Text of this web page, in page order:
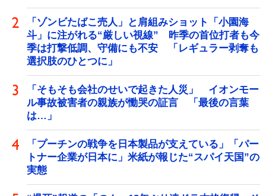
「ゾンビたばこ売人」と肩組みショット「小園海
斗」に注がれる“厳しい視線” 昨季の首位打者も今
季は打撃低調、守備にも不安 「レギュラー剥奪も
選択肢のひとつに」
「そもそも会社のせいで起きた人災」 イオンモー
ル事故被害者の親族が慟哭の証言 「最後の言葉
は…」
「プーチンの戦争を日本製品が支えている」「パー
トナー企業が日本に」米紙が報じた“スパイ天国”の
実態